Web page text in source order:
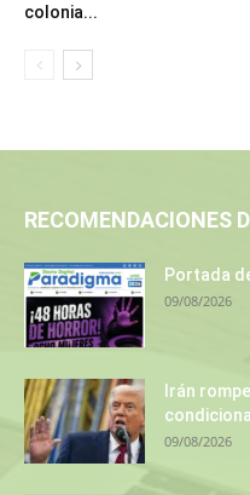
colonia...
RECOMENDACIONES
Portada
09/08/2026
Irán
09/08/2026